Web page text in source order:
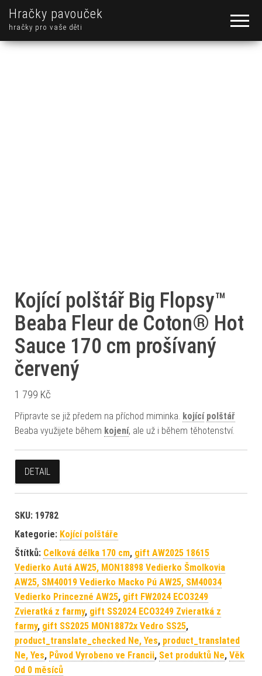
Hračky pavouček
hračky pro vaše děti
Kojící polštář Big Flopsy™
Beaba Fleur de Coton® Hot
Sauce 170 cm prošívaný
červený
1 799 Kč
Připravte se již předem na příchod miminka. kojící polštář
Beaba využijete během kojení, ale už i během těhotenství.
DETAIL
SKU: 19782
Kategorie: Kojící polštáře
Štítků: Celková délka 170 cm, gift AW2025 18615
Vedierko Autá AW25, MON18898 Vedierko Šmolkovia
AW25, SM40019 Vedierko Macko Pú AW25, SM40034
Vedierko Princezné AW25, gift FW2024 ECO3249
Zvieratká z farmy, gift SS2024 ECO3249 Zvieratká z
farmy, gift SS2025 MON18872x Vedro SS25,
product_translate_checked Ne, Yes, product_translated
Ne, Yes, Původ Vyrobeno ve Francii, Set produktů Ne, Věk
Od 0 měsíců